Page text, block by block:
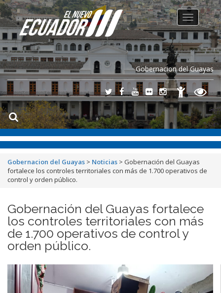
Gobernacion del Guayas
Toggle
navigation
Gobernacion del Guayas > Noticias > Gobernación del Guayas
fortalece los controles territoriales con más de 1.700 operativos de
control y orden público.
Gobernación del Guayas fortalece
los controles territoriales con más
de 1.700 operativos de control y
orden público.